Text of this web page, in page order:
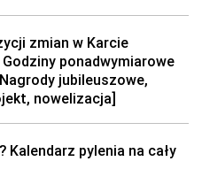
zmian w Karcie
ponadwymiarowe
jubileuszowe,
nowelizacja]
Kalendarz pylenia na cały